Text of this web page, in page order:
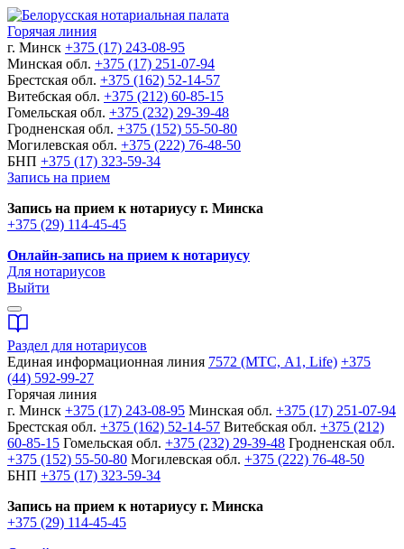
Горячая линия
г. Минск +375 (17) 243-08-95
Минская обл. +375 (17) 251-07-94
Брестская обл. +375 (162) 52-14-57
Витебская обл. +375 (212) 60-85-15
Гомельская обл. +375 (232) 29-39-48
Гродненская обл. +375 (152) 55-50-80
Могилевская обл. +375 (222) 76-48-50
БНП +375 (17) 323-59-34
Запись на прием
Запись на прием к нотариусу г. Минска
+375 (29) 114-45-45
Онлайн-запись на прием к нотариусу
Для нотариусов
Выйти
Раздел для нотариусов
Единая информационная линия 7572 (МТС, A1, Life) +375
(44) 592-99-27
Горячая линия
г. Минск +375 (17) 243-08-95 Минская обл. +375 (17) 251-07-94
Брестская обл. +375 (162) 52-14-57 Витебская обл. +375 (212)
60-85-15 Гомельская обл. +375 (232) 29-39-48 Гродненская обл.
+375 (152) 55-50-80 Могилевская обл. +375 (222) 76-48-50
БНП +375 (17) 323-59-34
Запись на прием к нотариусу г. Минска
+375 (29) 114-45-45